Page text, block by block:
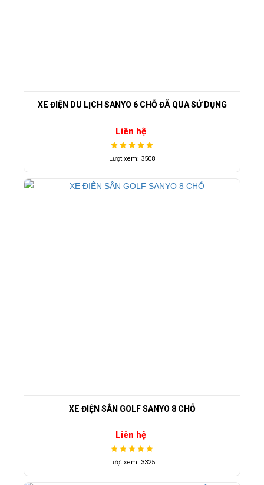
XE ĐIỆN DU LỊCH SANYO 6 CHỖ ĐÃ QUA SỬ DỤNG
Liên hệ
Lượt xem: 3508
XE ĐIỆN SÂN GOLF SANYO 8 CHỖ
Liên hệ
Lượt xem: 3325